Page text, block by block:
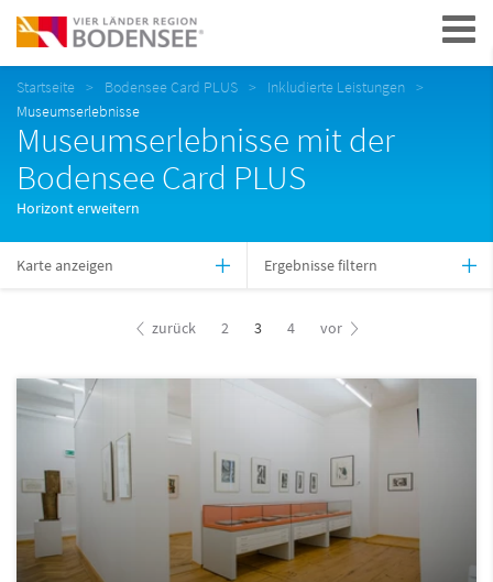
Navigation
Startseite Bodensee Card PLUS
Inkludierte Leistungen
Museumserlebnisse
Museumserlebnisse mit der
Bodensee Card PLUS
Horizont erweitern
Karte anzeigen Ergebnisse filtern
zurück 2 3 4 vor